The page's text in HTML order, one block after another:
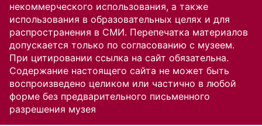
некоммерческого использования, а также
использования в образовательных целях и для
распространения в СМИ. Перепечатка материалов
допускается только по согласованию с музеем.
При цитировании ссылка на сайт обязательна.
Содержание настоящего сайта не может быть
воспроизведено целиком или частично в любой
форме без предварительного письменного
разрешения музея